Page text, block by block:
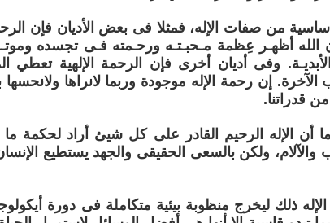
من صفات الإله، فمثلا فى بعض الأديان فإن
أظهـر عِظمة مـحبـتـه ورحـمته فـى تجسده
الأبديـة. وفى أديان أخرى فإن الرحمة الإلهية تعطي
إن رحمة الإله موجودة وربما لانراها ولانحسها
قدراتنا.
أن الإله الرحيم القادر على كل شيئ أراد لحكمة ما
والآلام، ولكن بالسعى الحقيقى والجهد يستطيع
ذلك ليخرج منظوبة بيئية متكاملة فى دورة